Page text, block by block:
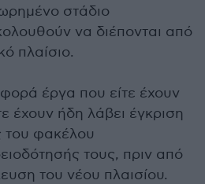
στάδιο
να διέπονται από
πλαίσιο.
έργα που είτε έχουν
έχουν ήδη λάβει έγκριση
του φακέλου
τους, πριν από
του νέου πλαισίου.